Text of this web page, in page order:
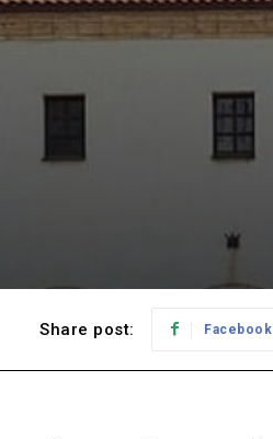
Share post: Facebook